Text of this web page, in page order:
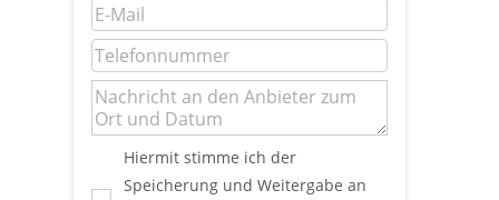
Hiermit stimme ich der
Speicherung und Weitergabe an